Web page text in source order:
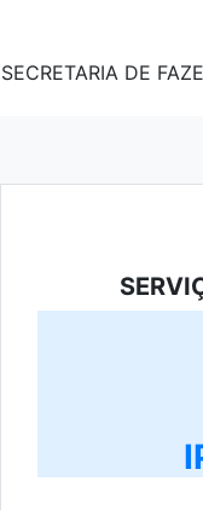
SECRETARIA DE